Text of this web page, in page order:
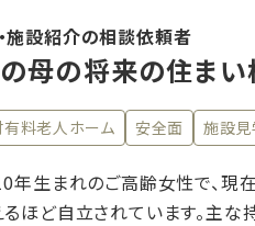
施設紹介の相談依頼者
母の将来の住ま
料老人ホーム 安全面 施設見
年生まれのご高齢女性で、現
ほど自立されています。主